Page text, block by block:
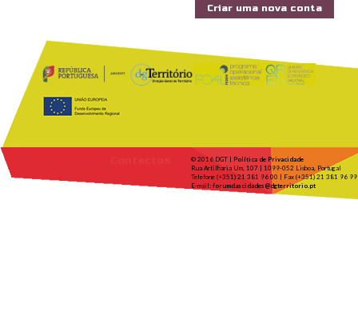
© 2016 DGT | Política de Privacidade
Rua Artilharia Um, 107 | 1099-052 Lisboa, Portugal
Telefone (+351) 21 381 96 00 | Fax (+351) 21 381 96 99
E-mail: forumdascidades@dgterritorio.pt